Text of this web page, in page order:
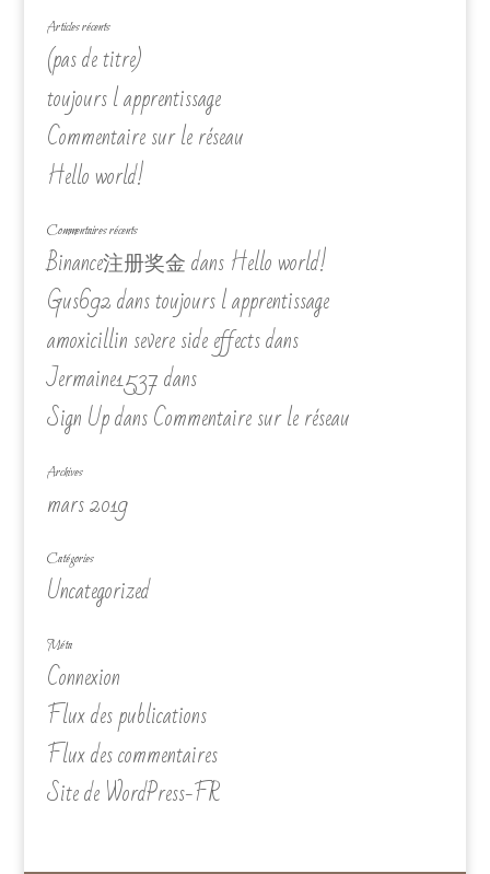
Articles récents
(pas de titre)
toujours l apprentissage
Commentaire sur le réseau
Hello world!
Commentaires récents
Binance注册奖金dansHello world!
Gus692danstoujours l apprentissage
amoxicillin severe side effectsdans
Jermaine1537dans
Sign UpdansCommentaire sur le réseau
Archives
mars 2019
Catégories
Uncategorized
Méta
Connexion
Flux des publications
Flux des commentaires
Site de WordPress-FR